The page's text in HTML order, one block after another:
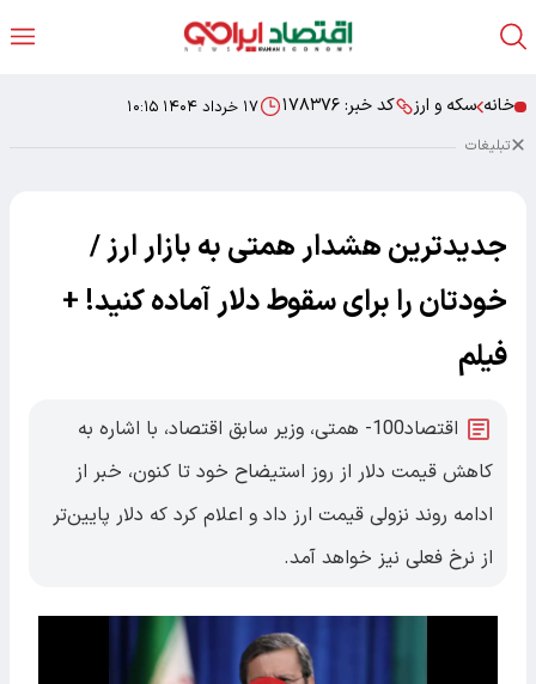
خانه سکه و ارز کد خبر: ۱۷۸۳۷۶ ۱۷ خرداد ۱۴۰۴ ۱۰:۱۵
تبلیغات
جدیدترین هشدار همتی به بازار ارز /
خودتان را برای سقوط دلار آماده کنید! +
فیلم
اقتصاد100- همتی، وزیر سابق اقتصاد، با اشاره به
کاهش قیمت دلار از روز استیضاح خود تا کنون، خبر از
ادامه روند نزولی قیمت ارز داد و اعلام کرد که دلار پایین‌تر
از نرخ فعلی نیز خواهد آمد.